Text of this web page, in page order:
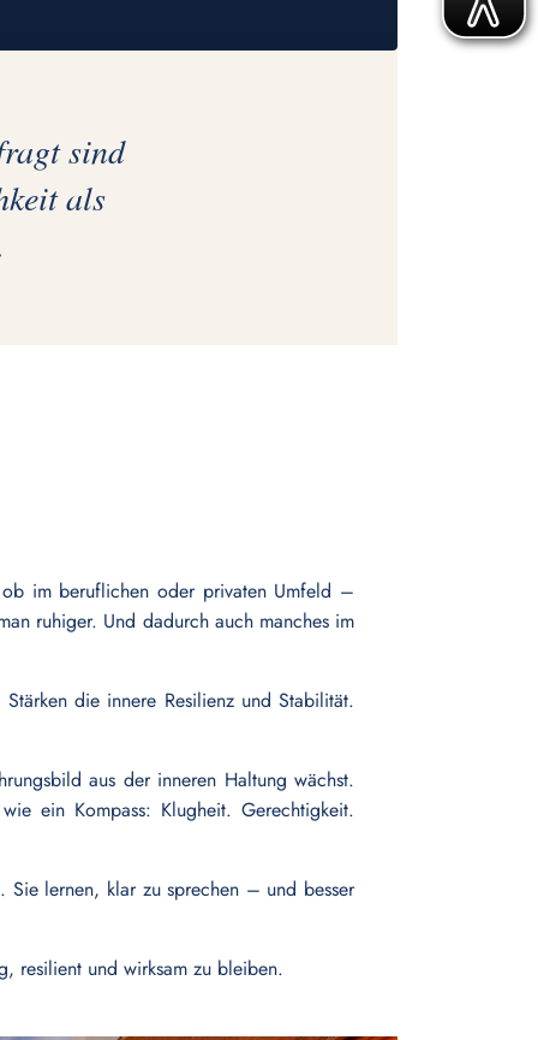
sind
als
ob im beruflichen oder privaten Umfeld –
ruhiger. Und dadurch auch manches im
die innere Resilienz und Stabilität.
aus der inneren Haltung wächst.
ein Kompass: Klugheit. Gerechtigkeit.
Sie lernen, klar zu sprechen – und besser
resilient und wirksam zu bleiben.